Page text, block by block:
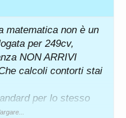
matematica non è un
per 249cv,
NON ARRIVI
calcoli contorti stai
per lo stesso
ha detto che sono